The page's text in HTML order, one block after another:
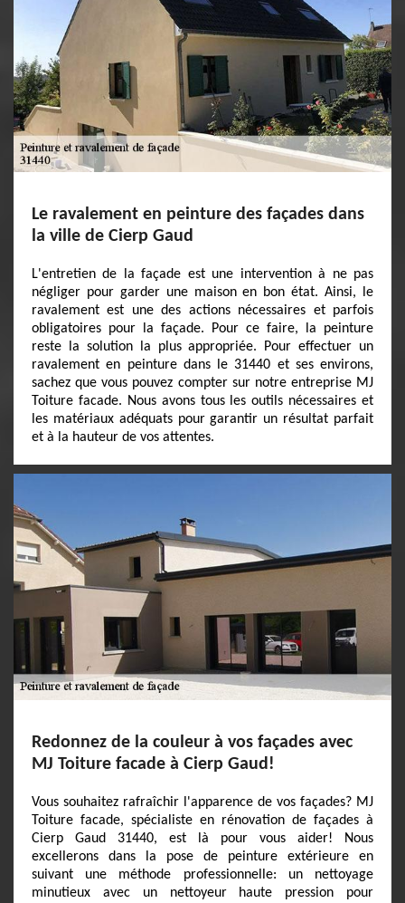
Le ravalement en peinture des façades dans
la ville de Cierp Gaud
L'entretien de la façade est une intervention à ne pas
négliger pour garder une maison en bon état. Ainsi, le
ravalement est une des actions nécessaires et parfois
obligatoires pour la façade. Pour ce faire, la peinture
reste la solution la plus appropriée. Pour effectuer un
ravalement en peinture dans le 31440 et ses environs,
sachez que vous pouvez compter sur notre entreprise MJ
Toiture facade. Nous avons tous les outils nécessaires et
les matériaux adéquats pour garantir un résultat parfait
et à la hauteur de vos attentes.
Redonnez de la couleur à vos façades avec
MJ Toiture facade à Cierp Gaud!
Vous souhaitez rafraîchir l'apparence de vos façades? MJ
Toiture facade, spécialiste en rénovation de façades à
Cierp Gaud 31440, est là pour vous aider! Nous
excellerons dans la pose de peinture extérieure en
suivant une méthode professionnelle: un nettoyage
minutieux avec un nettoyeur haute pression pour